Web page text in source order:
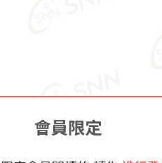
會員限定